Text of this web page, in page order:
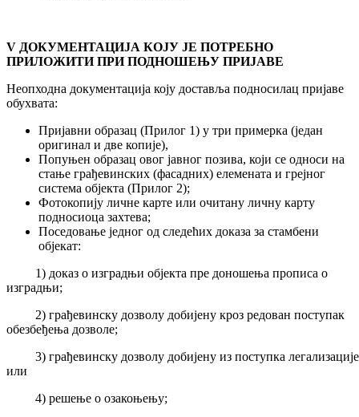
V ДОКУМЕНТАЦИЈА КОЈУ ЈЕ ПОТРЕБНО
ПРИЛОЖИТИ ПРИ ПОДНОШЕЊУ ПРИЈАВЕ
Неопходна документација коју доставља подносилац пријаве
обухвата:
Пријавни образац (Прилог 1) у три примерка (један
оригинал и две копије),
Попуњен образац овог јавног позива, који се односи на
стање грађевинских (фасадних) елемената и грејног
система објекта (Прилог 2);
Фотокопију личне карте или очитану личну карту
подносиоца захтева;
Поседовање једног од следећих доказа за стамбени
објекат:
1) доказ о изградњи објекта пре доношења прописа о
изградњи;
2) грађевинску дозволу добијену кроз редован поступак
обезбеђења дозволе;
3) грађевинску дозволу добијену из поступка легализације
или
4) решење о озакоњењу;